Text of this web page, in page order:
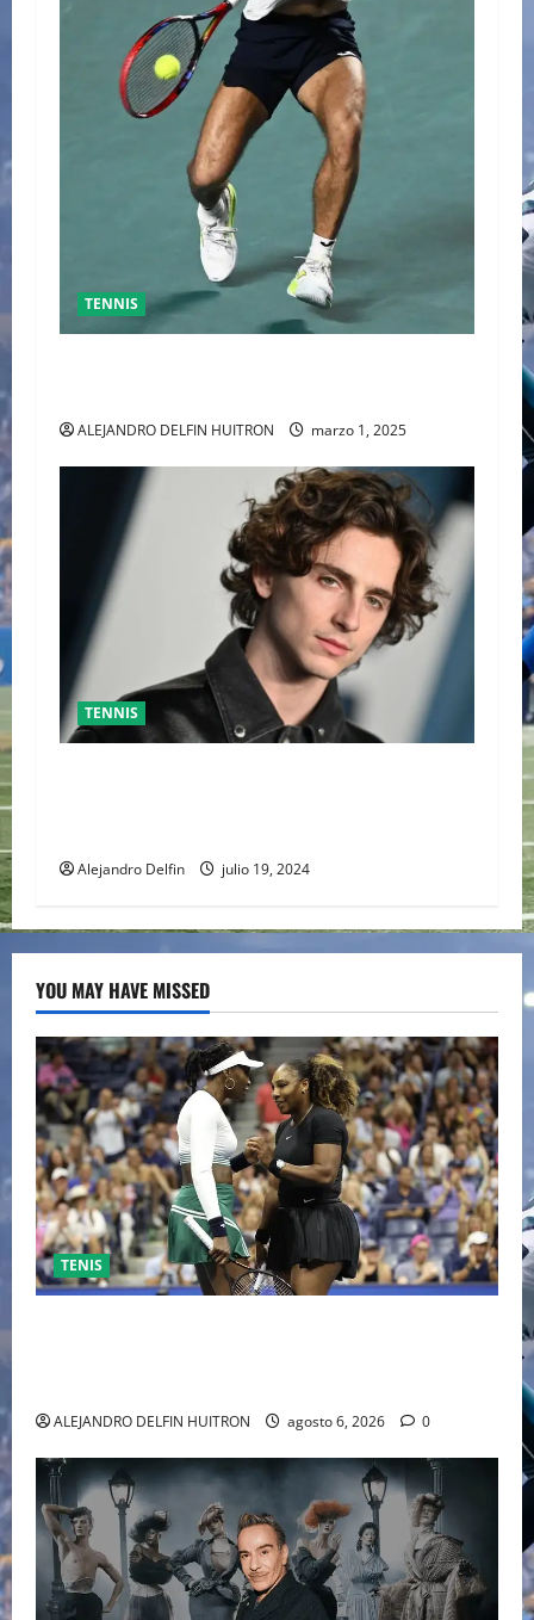
TENNIS
ALEJANDRO DELFIN HUITRON marzo 1, 2025
TENNIS
Alejandro Delfin julio 19, 2024
YOU MAY HAVE MISSED
TENIS
ALEJANDRO DELFIN HUITRON agosto 6, 2026 0